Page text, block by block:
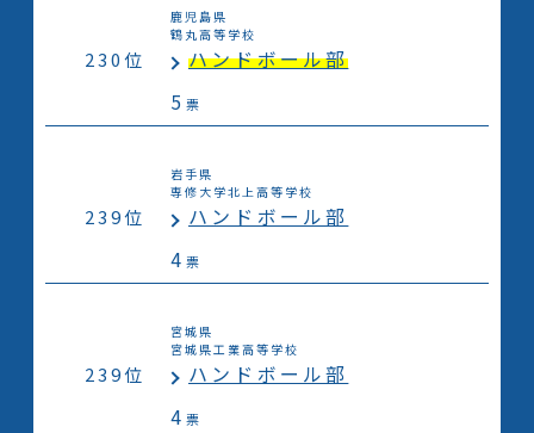
230位
鹿児島県
鶴丸高等学校
ハンドボール部
5 票
239位
岩手県
専修大学北上高等学校
ハンドボール部
4 票
239位
宮城県
宮城県工業高等学校
ハンドボール部
4 票